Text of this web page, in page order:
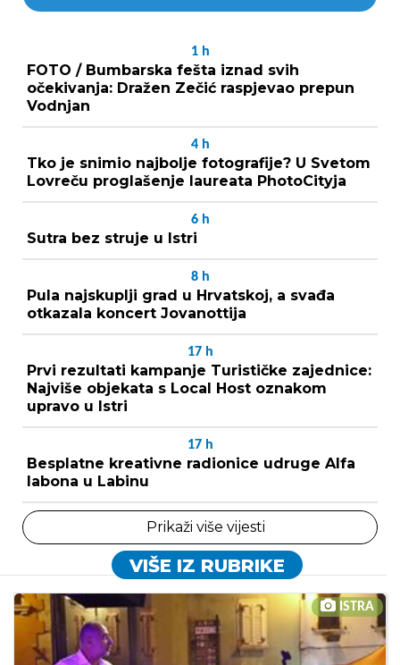
1 h
FOTO / Bumbarska fešta iznad svih
očekivanja: Dražen Zečić raspjevao prepun
Vodnjan
4 h
Tko je snimio najbolje fotografije? U Svetom
Lovreču proglašenje laureata PhotoCityja
6 h
Sutra bez struje u Istri
8 h
Pula najskuplji grad u Hrvatskoj, a svađa
otkazala koncert Jovanottija
17 h
Prvi rezultati kampanje Turističke zajednice:
Najviše objekata s Local Host oznakom
upravo u Istri
17 h
Besplatne kreativne radionice udruge Alfa
labona u Labinu
Prikaži više vijesti
VIŠE IZ RUBRIKE
ISTRA